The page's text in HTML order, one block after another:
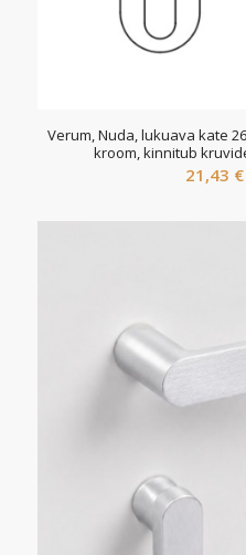
Verum, Nuda, lukuava kate
kroom, kinnitub
21,43 €